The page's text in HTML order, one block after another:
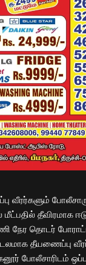
வீரர்களும்
தீவிரமாக
நேர தொடர்
தீயணைப்பு
போலீசாரிடம்